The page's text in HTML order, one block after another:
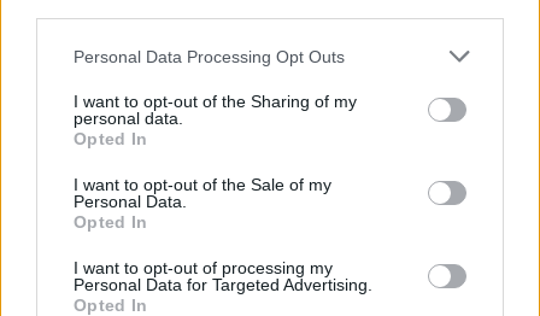
Personal Data Processing Opt Outs
I want to opt-out of the Sharing of my
personal data.
Opted In
I want to opt-out of the Sale of my
Personal Data.
Opted In
I want to opt-out of processing my
Personal Data for Targeted Advertising.
Opted In